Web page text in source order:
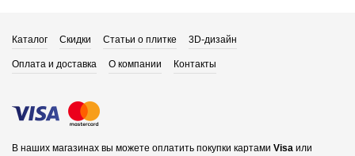
Каталог Скидки Статьи о плитке 3D-дизайн
Оплата и доставка О компании Контакты
В наших магазинах вы можете оплатить покупки картами Visa или